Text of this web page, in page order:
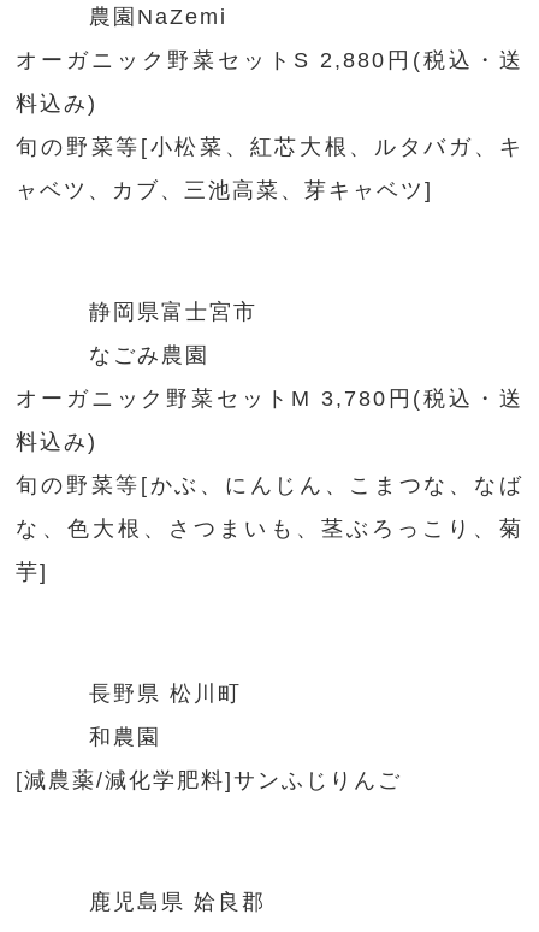
農園NaZemi
オーガニック野菜セットS 2,880円(税込・送
料込み)
旬の野菜等[小松菜、紅芯大根、ルタバガ、キ
ャベツ、カブ、三池高菜、芽キャベツ]
静岡県富士宮市
なごみ農園
オーガニック野菜セットM 3,780円(税込・送
料込み)
旬の野菜等[かぶ、にんじん、こまつな、なば
な、色大根、さつまいも、茎ぶろっこり、菊
芋]
長野県 松川町
和農園
[減農薬/減化学肥料]サンふじりんご
鹿児島県 姶良郡